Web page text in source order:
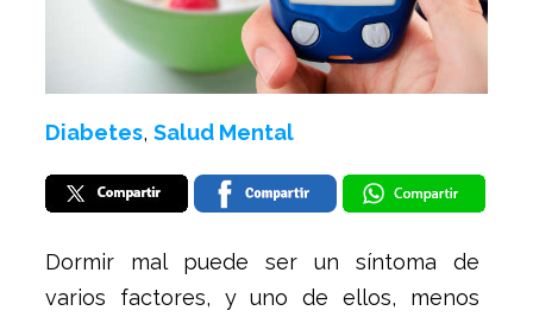
Diabetes, Salud Mental
Dormir mal puede ser un síntoma de
varios factores, y uno de ellos, menos